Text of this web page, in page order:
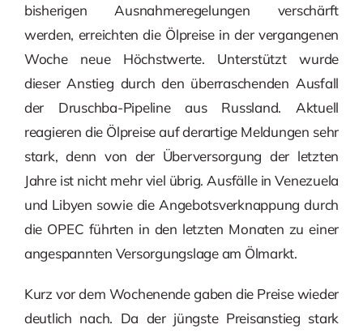
bisherigen Ausnahmeregelungen verschärft
werden, erreichten die Ölpreise in der vergangenen
Woche neue Höchstwerte. Unterstützt wurde
dieser Anstieg durch den überraschenden Ausfall
der Druschba-Pipeline aus Russland. Aktuell
reagieren die Ölpreise auf derartige Meldungen sehr
stark, denn von der Überversorgung der letzten
Jahre ist nicht mehr viel übrig. Ausfälle in Venezuela
und Libyen sowie die Angebotsverknappung durch
die OPEC führten in den letzten Monaten zu einer
angespannten Versorgungslage am Ölmarkt.
Kurz vor dem Wochenende gaben die Preise wieder
deutlich nach. Da der jüngste Preisanstieg stark